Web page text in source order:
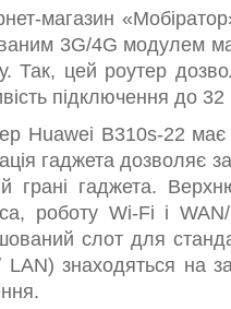
магазин
3G/4G модулем
Так, цей роутер
підключення до 32
Huawei B310s-22 має
гаджета дозволяє
грані гаджета.
роботу Wi-Fi і
слот для
знаходяться на